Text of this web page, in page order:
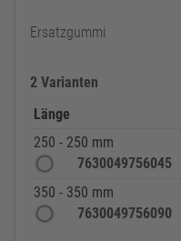
Ersatzgummi
2 Varianten
Länge
250 - 250 mm
7630049756045
350 - 350 mm
7630049756090